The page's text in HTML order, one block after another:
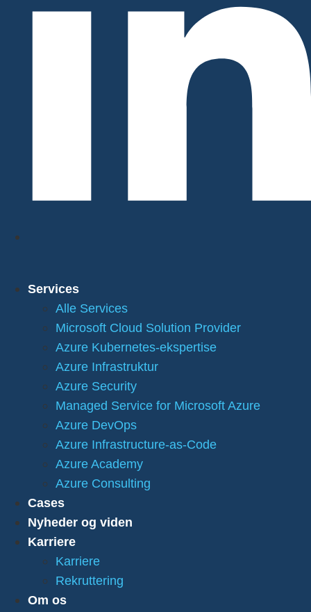
Services
Alle Services
Microsoft Cloud Solution Provider
Azure Kubernetes-ekspertise
Azure Infrastruktur
Azure Security
Managed Service for Microsoft Azure
Azure DevOps
Azure Infrastructure-as-Code
Azure Academy
Azure Consulting
Cases
Nyheder og viden
Karriere
Karriere
Rekruttering
Om os